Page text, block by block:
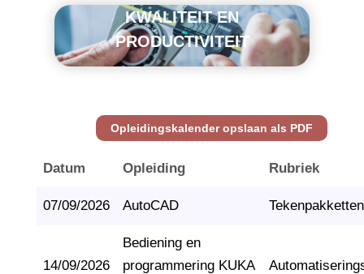
KWALITEIT EN
PRODUCTIVITEIT
Opleidingskalender opslaan als PDF
Datum Opleiding Rubriek
07/09/2026 AutoCAD Tekenpakketten
14/09/2026
Bediening en
programmering KUKA